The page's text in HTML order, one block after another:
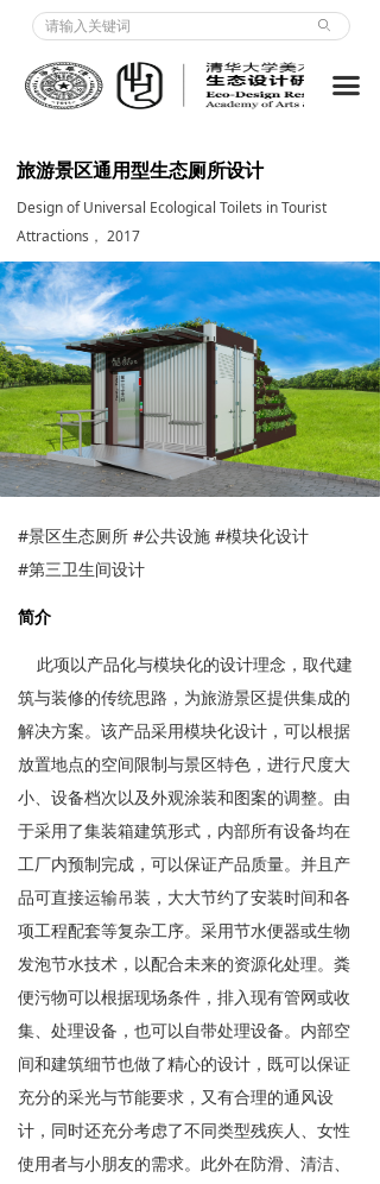
끀
关于我们 | About us
项目 | Projects
出版物 | Publication
ꄙ
#景区生态厕所 #公共设施 #模块化设计
#第三卫生间设计
简介
此项以产品化与模块化的设计理念，取代建
筑与装修的传统思路，为旅游景区提供集成的
解决方案。该产品采用模块化设计，可以根据
放置地点的空间限制与景区特色，进行尺度大
小、设备档次以及外观涂装和图案的调整。由
于采用了集装箱建筑形式，内部所有设备均在
工厂内预制完成，可以保证产品质量。并且产
品可直接运输吊装，大大节约了安装时间和各
项工程配套等复杂工序。采用节水便器或生物
发泡节水技术，以配合未来的资源化处理。粪
便污物可以根据现场条件，排入现有管网或收
集、处理设备，也可以自带处理设备。内部空
间和建筑细节也做了精心的设计，既可以保证
充分的采光与节能要求，又有合理的通风设
计，同时还充分考虑了不同类型残疾人、女性
使用者与小朋友的需求。此外在防滑、清洁、
旅游景区通用型生态厕所设计
Design of Universal Ecological Toilets in Tourist
Attractions， 2017